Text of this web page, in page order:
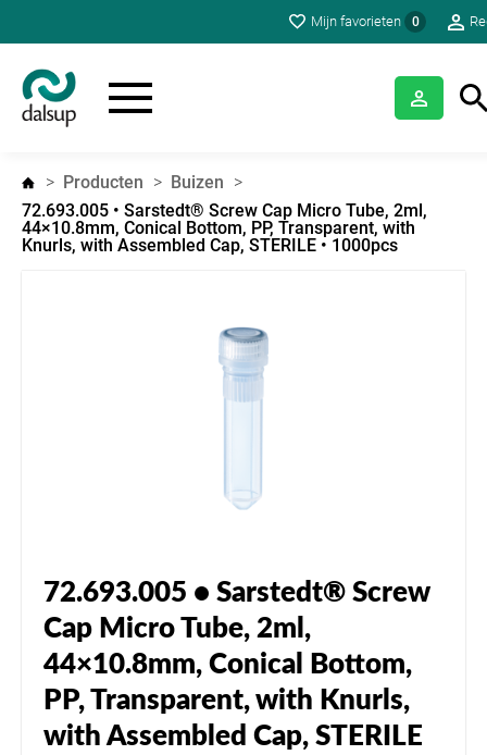
Mijn favorieten 0
Producten
Buizen
72.693.005 • Sarstedt® Screw Cap Micro Tube, 2ml,
44×10.8mm, Conical Bottom, PP, Transparent, with
Knurls, with Assembled Cap, STERILE • 1000pcs
72.693.005 • Sarstedt® Screw
Cap Micro Tube, 2ml,
44×10.8mm, Conical Bottom,
PP, Transparent, with Knurls,
with Assembled Cap, STERILE